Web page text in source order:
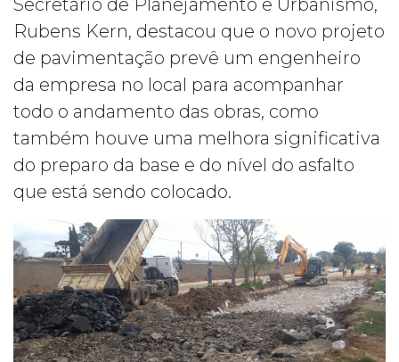
Secretário de Planejamento e Urbanismo,
Rubens Kern, destacou que o novo projeto
de pavimentação prevê um engenheiro
da empresa no local para acompanhar
todo o andamento das obras, como
também houve uma melhora significativa
do preparo da base e do nível do asfalto
que está sendo colocado.